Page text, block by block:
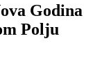
Godina
Polju